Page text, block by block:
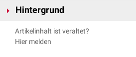
Hintergrund
Häufigste Form der Extrauteringravidität ist
sich die befruchtete
Artikelinhalt ist veraltet?
Hier melden